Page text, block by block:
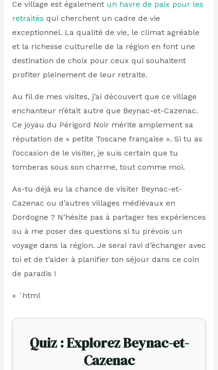
Ce village est également un havre de paix pour les
retraités qui cherchent un cadre de vie
exceptionnel. La qualité de vie, le climat agréable
et la richesse culturelle de la région en font une
destination de choix pour ceux qui souhaitent
profiter pleinement de leur retraite.
Au fil de mes visites, j’ai découvert que ce village
enchanteur n’était autre que Beynac-et-Cazenac.
Ce joyau du Périgord Noir mérite amplement sa
réputation de « petite Toscane française ». Si tu as
l’occasion de le visiter, je suis certain que tu
tomberas sous son charme, tout comme moi.
As-tu déjà eu la chance de visiter Beynac-et-
Cazenac ou d’autres villages médiévaux en
Dordogne ? N’hésite pas à partager tes expériences
ou à me poser des questions si tu prévois un
voyage dans la région. Je serai ravi d’échanger avec
toi et de t’aider à planifier ton séjour dans ce coin
de paradis !
« `html
Quiz : Explorez Beynac-et-
Cazenac